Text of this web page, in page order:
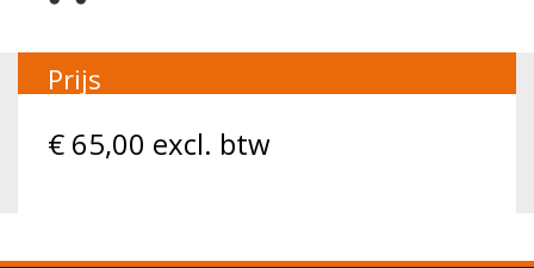
Prijs
€ 65,00 excl. btw